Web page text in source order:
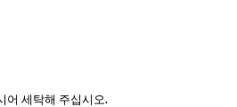
어 세탁해 주십시오.